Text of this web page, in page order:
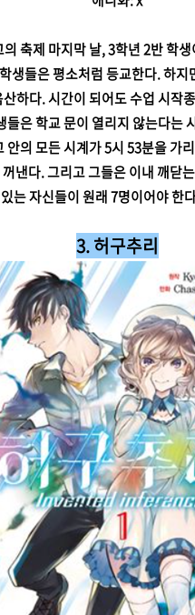
축제 마지막 날, 3학년 2반 학
생들은 평소처럼 등교한다. 하
하다. 시간이 되어도 수업 시작
은 학교 문이 열리지 않는다는
의 모든 시계가 5시 53분을 가
낸다. 그리고 그들은 이내 깨닫
는 자신들이 원래 7명이어야
3. 허구추리